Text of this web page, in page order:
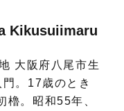
Kikusuiimaru
大阪府八尾市生
。17歳のとき
櫓。昭和55年、